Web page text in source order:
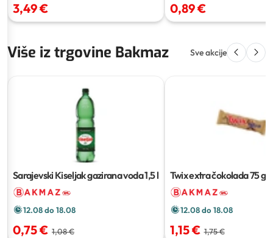
3,49 € 0,89 €
Više iz trgovine Bakmaz Sve akcije
Sarajevski Kiseljak gazirana voda1,5 l
12.08 do 18.08
0,75 € 1,08 €
Twix extra čokolada75 g
12.08 do 18.08
1,15 € 1,75 €